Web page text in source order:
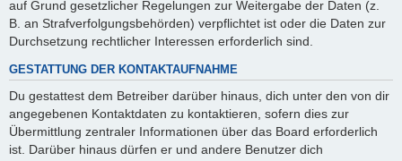
auf Grund gesetzlicher Regelungen zur Weitergabe der Daten (z.
B. an Strafverfolgungsbehörden) verpflichtet ist oder die Daten zur
Durchsetzung rechtlicher Interessen erforderlich sind.
GESTATTUNG DER KONTAKTAUFNAHME
Du gestattest dem Betreiber darüber hinaus, dich unter den von dir
angegebenen Kontaktdaten zu kontaktieren, sofern dies zur
Übermittlung zentraler Informationen über das Board erforderlich
ist. Darüber hinaus dürfen er und andere Benutzer dich